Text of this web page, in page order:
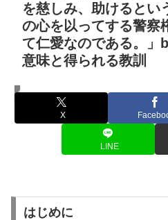
を慈しみ、助けるとい
の心を以ってする警察
て仁愛なのである。」
意味と得られる教訓
名言・格言
X
LINE
はじめに